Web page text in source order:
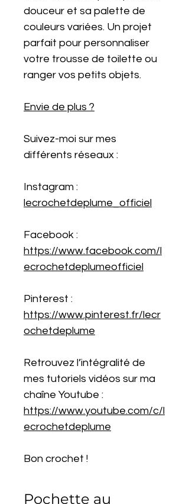
douceur et sa palette de
couleurs variées. Un projet
parfait pour personnaliser
votre trousse de toilette ou
ranger vos petits objets.
Envie de plus ?
Suivez-moi sur mes
différents réseaux :
Instagram :
lecrochetdeplume_officiel
Facebook :
https://www.facebook.com/l
ecrochetdeplumeofficiel
Pinterest :
https://www.pinterest.fr/lecr
ochetdeplume
Retrouvez l’intégralité de
mes tutoriels vidéos sur ma
chaîne Youtube :
https://www.youtube.com/c/l
ecrochetdeplume
Bon crochet !
Pochette au